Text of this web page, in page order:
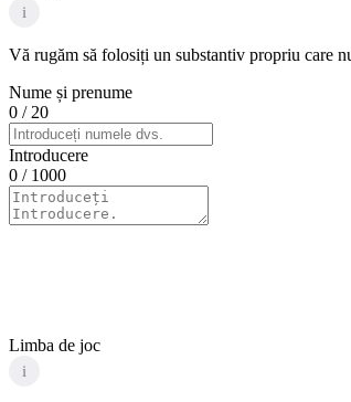
i
Vă rugăm să folosiți un substantiv propriu care
Nume și prenume
0 / 20
Introducere
0 / 1000
Limba de joc
i